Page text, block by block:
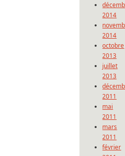
2014
2014
octobre
2013
juillet
2013
2011
mai
2011
mars
2011
février